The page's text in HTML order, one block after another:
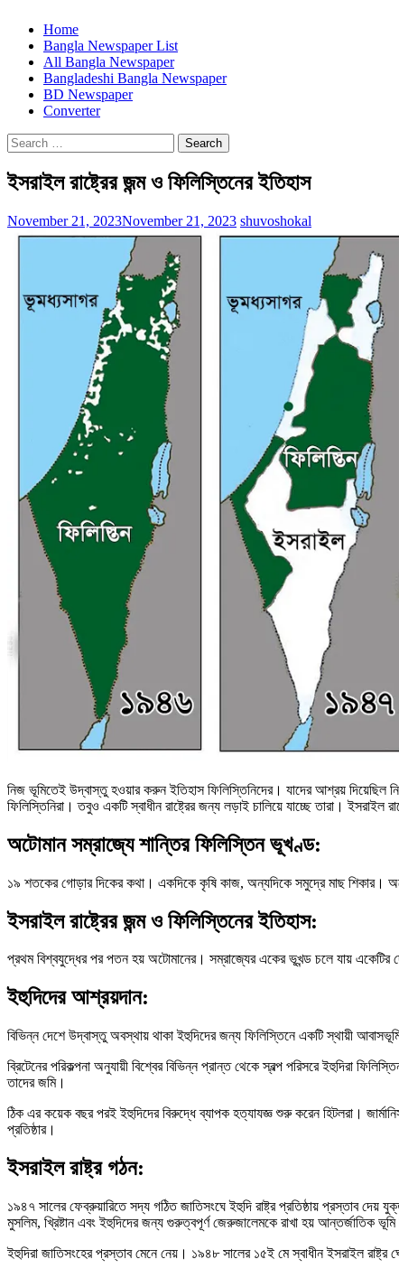
Home
Bangla Newspaper List
All Bangla Newspaper
Bangladeshi Bangla Newspaper
BD Newspaper
Converter
Search
for:
ইসরাইল রাষ্ট্রের জন্ম ও ফিলিস্তিনের ইতিহাস
November 21, 2023November 21, 2023 shuvoshokal
নিজ ভূমিতেই উদ্বাস্তু হওয়ার করুন ইতিহাস ফিলিস্তিনিদের। যাদের আশ্রয় দিয়েছিল
ফিলিস্তিনিরা। তবুও একটি স্বাধীন রাষ্ট্রের জন্য লড়াই চালিয়ে যাচ্ছে তারা। ইসরাইল
অটোমান সম্রাজ্যে শান্তির ফিলিস্তিন ভূখণ্ড:
১৯ শতকের গোড়ার দিকের কথা। একদিকে কৃষি কাজ, অন্যদিকে সমুদ্রে মাছ শিকার।
ইসরাইল রাষ্ট্রের জন্ম ও ফিলিস্তিনের ইতিহাস:
প্রথম বিশ্বযুদ্ধের পর পতন হয় অটোমানের। সম্রাজ্যের একের ভূখন্ড চলে যায় একেটির
ইহুদিদের আশ্রয়দান:
বিভিন্ন দেশে উদ্বাস্তু অবস্থায় থাকা ইহুদিদের জন্য ফিলিস্তিনে একটি স্থায়ী
ব্রিটেনের পরিকল্পনা অনুযায়ী বিশ্বের বিভিন্ন প্রান্ত থেকে স্বল্প পরিসরে ইহুদিরা
তাদের জমি।
ঠিক এর কয়েক বছর পরই ইহুদিদের বিরুদ্ধে ব্যাপক হত্যাযজ্ঞ শুরু করেন হিটলরা।
প্রতিষ্ঠার।
ইসরাইল রাষ্ট্র গঠন:
১৯৪৭ সালের ফেব্রুয়ারিতে সদ্য গঠিত জাতিসংঘে ইহুদি রাষ্ট্র প্রতিষ্ঠায় প্রস্তাব
মুসলিম, খ্রিষ্টান এবং ইহুদিদের জন্য গুরুত্বপূর্ণ জেরুজালেমকে রাখা হয় আন্তর্জাতিক ভূমি
ইহুদিরা জাতিসংহের প্রস্তাব মেনে নেয়। ১৯৪৮ সালের ১৫ই মে স্বাধীন ইসরাইল